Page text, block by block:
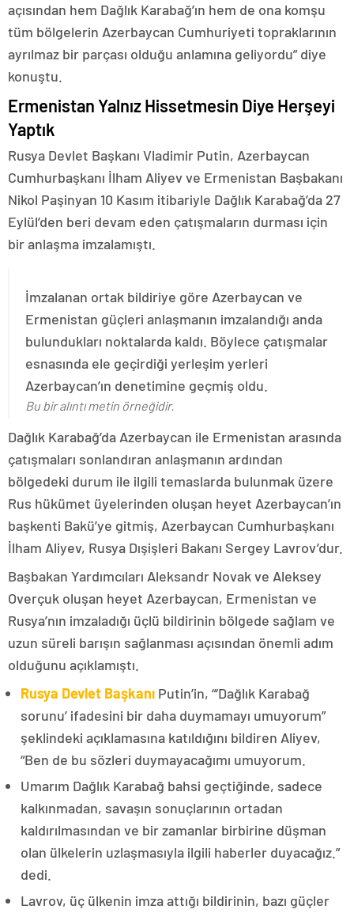
açısından hem Dağlık Karabağ’ın hem de ona komşu
tüm bölgelerin Azerbaycan Cumhuriyeti topraklarının
ayrılmaz bir parçası olduğu anlamına geliyordu” diye
konuştu.
Ermenistan Yalnız Hissetmesin Diye Herşeyi
Yaptık
Rusya Devlet Başkanı Vladimir Putin, Azerbaycan
Cumhurbaşkanı İlham Aliyev ve Ermenistan Başbakanı
Nikol Paşinyan 10 Kasım itibariyle Dağlık Karabağ’da 27
Eylül’den beri devam eden çatışmaların durması için
bir anlaşma imzalamıştı.
İmzalanan ortak bildiriye göre Azerbaycan ve
Ermenistan güçleri anlaşmanın imzalandığı anda
bulundukları noktalarda kaldı. Böylece çatışmalar
esnasında ele geçirdiği yerleşim yerleri
Azerbaycan’ın denetimine geçmiş oldu.
Bu bir alıntı metin örneğidir.
Dağlık Karabağ’da Azerbaycan ile Ermenistan arasında
çatışmaları sonlandıran anlaşmanın ardından
bölgedeki durum ile ilgili temaslarda bulunmak üzere
Rus hükümet üyelerinden oluşan heyet Azerbaycan’ın
başkenti Bakü’ye gitmiş, Azerbaycan Cumhurbaşkanı
İlham Aliyev, Rusya Dışişleri Bakanı Sergey Lavrov’dur.
Başbakan Yardımcıları Aleksandr Novak ve Aleksey
Overçuk oluşan heyet Azerbaycan, Ermenistan ve
Rusya’nın imzaladığı üçlü bildirinin bölgede sağlam ve
uzun süreli barışın sağlanması açısından önemli adım
olduğunu açıklamıştı.
Rusya Devlet Başkanı Putin’in, “‘Dağlık Karabağ
sorunu’ ifadesini bir daha duymamayı umuyorum”
şeklindeki açıklamasına katıldığını bildiren Aliyev,
“Ben de bu sözleri duymayacağımı umuyorum.
Umarım Dağlık Karabağ bahsi geçtiğinde, sadece
kalkınmadan, savaşın sonuçlarının ortadan
kaldırılmasından ve bir zamanlar birbirine düşman
olan ülkelerin uzlaşmasıyla ilgili haberler duyacağız.”
dedi.
Lavrov, üç ülkenin imza attığı bildirinin, bazı güçler